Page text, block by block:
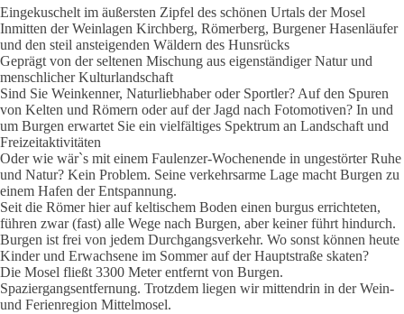
Eingekuschelt im äußersten Zipfel des schönen Urtals der Mosel
Inmitten der Weinlagen Kirchberg, Römerberg, Burgener Hasenläufer
und den steil ansteigenden Wäldern des Hunsrücks
Geprägt von der seltenen Mischung aus eigenständiger Natur und
menschlicher Kulturlandschaft
Sind Sie Weinkenner, Naturliebhaber oder Sportler? Auf den Spuren
von Kelten und Römern oder auf der Jagd nach Fotomotiven? In und
um Burgen erwartet Sie ein vielfältiges Spektrum an Landschaft und
Freizeitaktivitäten
Oder wie wär`s mit einem Faulenzer-Wochenende in ungestörter Ruhe
und Natur? Kein Problem. Seine verkehrsarme Lage macht Burgen zu
einem Hafen der Entspannung.
Seit die Römer hier auf keltischem Boden einen burgus errichteten,
führen zwar (fast) alle Wege nach Burgen, aber keiner führt hindurch.
Burgen ist frei von jedem Durchgangsverkehr. Wo sonst können heute
Kinder und Erwachsene im Sommer auf der Hauptstraße skaten?
Die Mosel fließt 3300 Meter entfernt von Burgen.
Spaziergangsentfernung. Trotzdem liegen wir mittendrin in der Wein-
und Ferienregion Mittelmosel.